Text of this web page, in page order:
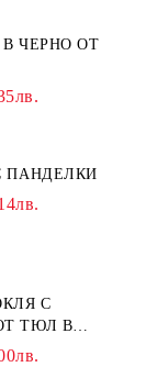
ЧЕРНО ОТ
ПАНДЕЛКИ
С
ТЮЛ В